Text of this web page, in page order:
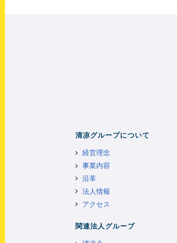
清凉グループについて
経営理念
事業内容
沿革
法人情報
アクセス
関連法人グループ